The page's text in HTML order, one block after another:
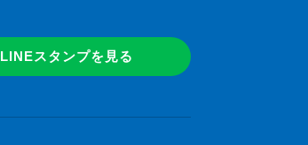
LINEスタンプを見る